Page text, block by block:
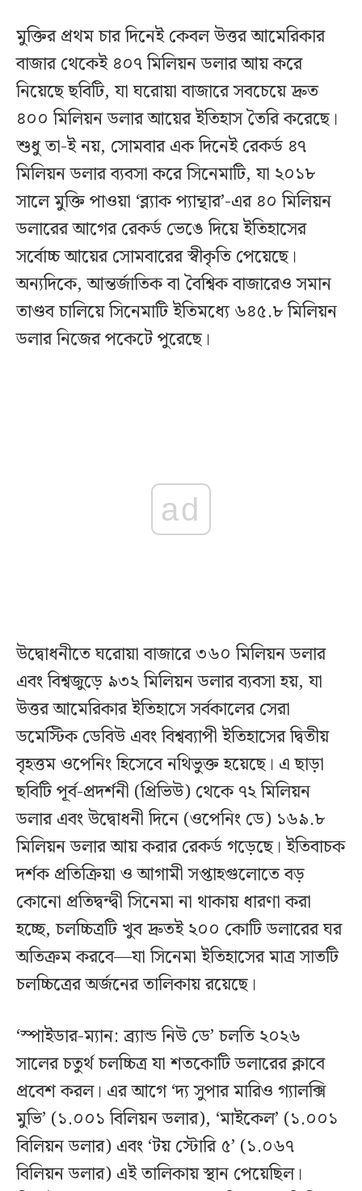
মুক্তির প্রথম চার দিনেই কেবল উত্তর আমেরিকার
বাজার থেকেই ৪০৭ মিলিয়ন ডলার আয় করে
নিয়েছে ছবিটি, যা ঘরোয়া বাজারে সবচেয়ে দ্রুত
৪০০ মিলিয়ন ডলার আয়ের ইতিহাস তৈরি করেছে।
শুধু তা-ই নয়, সোমবার এক দিনেই রেকর্ড ৪৭
মিলিয়ন ডলার ব্যবসা করে সিনেমাটি, যা ২০১৮
সালে মুক্তি পাওয়া ‘ব্ল্যাক প্যান্থার’-এর ৪০ মিলিয়ন
ডলারের আগের রেকর্ড ভেঙে দিয়ে ইতিহাসের
সর্বোচ্চ আয়ের সোমবারের স্বীকৃতি পেয়েছে।
অন্যদিকে, আন্তর্জাতিক বা বৈশ্বিক বাজারেও সমান
তাণ্ডব চালিয়ে সিনেমাটি ইতিমধ্যে ৬৪৫.৮ মিলিয়ন
ডলার নিজের পকেটে পুরেছে।
ad
উদ্বোধনীতে ঘরোয়া বাজারে ৩৬০ মিলিয়ন ডলার
এবং বিশ্বজুড়ে ৯৩২ মিলিয়ন ডলার ব্যবসা হয়, যা
উত্তর আমেরিকার ইতিহাসে সর্বকালের সেরা
ডমেস্টিক ডেবিউ এবং বিশ্বব্যাপী ইতিহাসের দ্বিতীয়
বৃহত্তম ওপেনিং হিসেবে নথিভুক্ত হয়েছে। এ ছাড়া
ছবিটি পূর্ব-প্রদর্শনী (প্রিভিউ) থেকে ৭২ মিলিয়ন
ডলার এবং উদ্বোধনী দিনে (ওপেনিং ডে) ১৬৯.৮
মিলিয়ন ডলার আয় করার রেকর্ড গড়েছে। ইতিবাচক
দর্শক প্রতিক্রিয়া ও আগামী সপ্তাহগুলোতে বড়
কোনো প্রতিদ্বন্দ্বী সিনেমা না থাকায় ধারণা করা
হচ্ছে, চলচ্চিত্রটি খুব দ্রুতই ২০০ কোটি ডলারের ঘর
অতিক্রম করবে—যা সিনেমা ইতিহাসের মাত্র সাতটি
চলচ্চিত্রের অর্জনের তালিকায় রয়েছে।
‘স্পাইডার-ম্যান: ব্র্যান্ড নিউ ডে’ চলতি ২০২৬
সালের চতুর্থ চলচ্চিত্র যা শতকোটি ডলারের ক্লাবে
প্রবেশ করল। এর আগে ‘দ্য সুপার মারিও গ্যালক্সি
মুভি’ (১.০০১ বিলিয়ন ডলার), ‘মাইকেল’ (১.০০১
বিলিয়ন ডলার) এবং ‘টয় স্টোরি ৫’ (১.০৬৭
বিলিয়ন ডলার) এই তালিকায় স্থান পেয়েছিল।